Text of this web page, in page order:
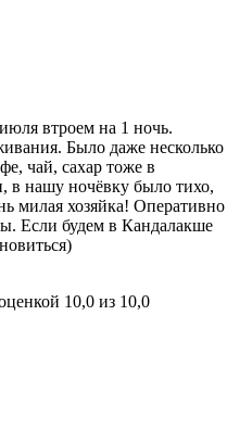
втроем на 1 ночь.
Было даже несколько
чай, сахар тоже в
в нашу ночёвку было тихо,
милая хозяйка! Оперативно
Если будем в Кандалакше
10,0 из 10,0